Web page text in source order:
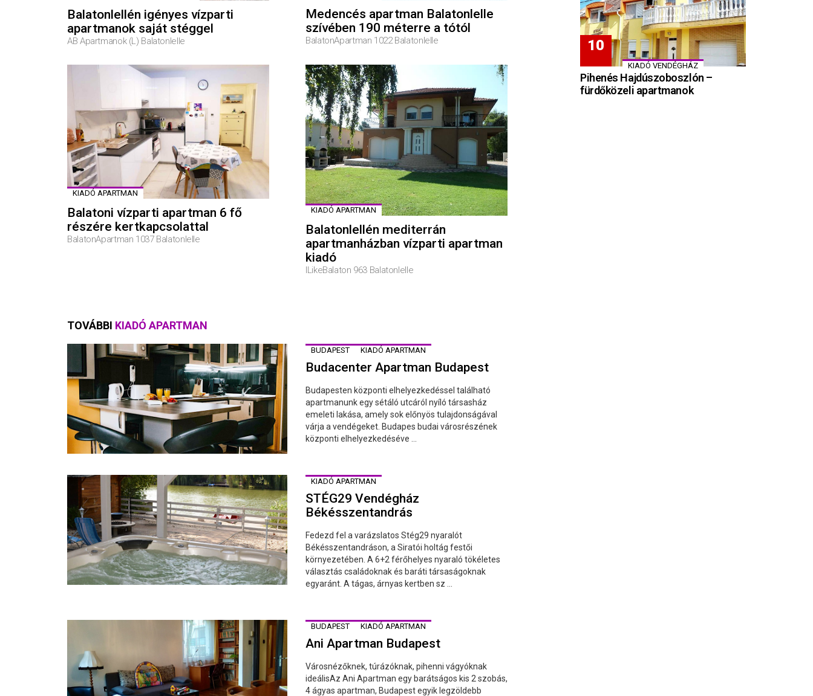
Balatonlellén igényes vízparti
apartmanok saját stéggel
AB Apartmanok (L) Balatonlelle
Medencés apartman Balatonlelle
szívében 190 méterre a tótól
BalatonApartman 1022 Balatonlelle
KIADÓ APARTMAN
Balatoni vízparti apartman 6 fő
részére kertkapcsolattal
BalatonApartman 1037 Balatonlelle
KIADÓ APARTMAN
Balatonlellén mediterrán
apartmanházban vízparti apartman
kiadó
ILikeBalaton 963 Balatonlelle
TOVÁBBI KIADÓ APARTMAN
BUDAPEST KIADÓ APARTMAN
Budacenter Apartman Budapest
Budapesten központi elhelyezkedéssel található
apartmanunk egy sétáló utcáról nyíló társasház
emeleti lakása, amely sok előnyös tulajdonságával
várja a vendégeket. Budapes budai városrészének
központi elhelyezkedéséve ...
KIADÓ APARTMAN
STÉG29 Vendégház
Békésszentandrás
Fedezd fel a varázslatos Stég29 nyaralót
Békésszentandráson, a Siratói holtág festői
környezetében. A 6+2 férőhelyes nyaraló tökéletes
választás családoknak és baráti társaságoknak
egyaránt. A tágas, árnyas kertben sz ...
BUDAPEST KIADÓ APARTMAN
Ani Apartman Budapest
Városnézőknek, túrázóknak, pihenni vágyóknak
ideálisAz Ani Apartman egy barátságos kis 2 szobás,
4 ágyas apartman, Budapest egyik legzöldebb
KIADÓ VENDÉGHÁZ
Pihenés Hajdúszoboszlón –
fürdőközeli apartmanok